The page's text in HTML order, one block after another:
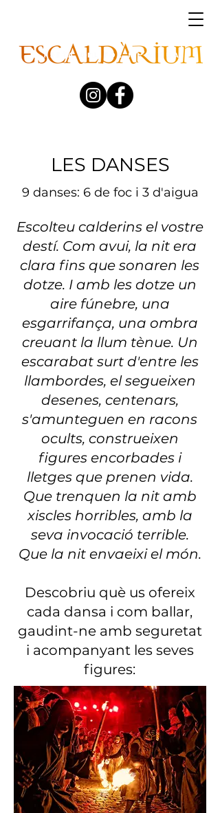
LES DANSES
9 danses: 6 de foc i 3 d'aigua
Escolteu calderins el vostre
destí. Com avui, la nit era
clara fins que sonaren les
dotze. I amb les dotze un
aire fúnebre, una
esgarrifança, una ombra
creuant la llum tènue. Un
escarabat surt d'entre les
llambordes, el segueixen
desenes, centenars,
s'amunteguen en racons
ocults, construeixen
figures encorbades i
lletges que prenen vida.
Que trenquen la nit amb
xiscles horribles, amb la
seva invocació terrible.
Que la nit envaeixi el món.
Descobriu què us ofereix
cada dansa i com ballar,
gaudint-ne amb seguretat
i acompanyant les seves
figures: